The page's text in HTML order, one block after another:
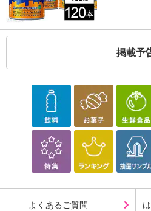
掲載予
よくあるご質問